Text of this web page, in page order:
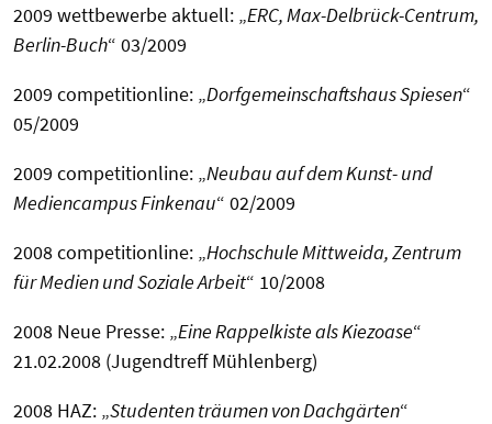
2009 wettbewerbe aktuell: „ERC, Max-Delbrück-Centrum,
Berlin-Buch“ 03/2009
2009 competitionline: „Dorfgemeinschaftshaus Spiesen“
05/2009
2009 competitionline: „Neubau auf dem Kunst- und
Mediencampus Finkenau“ 02/2009
2008 competitionline: „Hochschule Mittweida, Zentrum
für Medien und Soziale Arbeit“ 10/2008
2008 Neue Presse: „Eine Rappelkiste als Kiezoase“
21.02.2008 (Jugendtreff Mühlenberg)
2008 HAZ: „Studenten träumen von Dachgärten“